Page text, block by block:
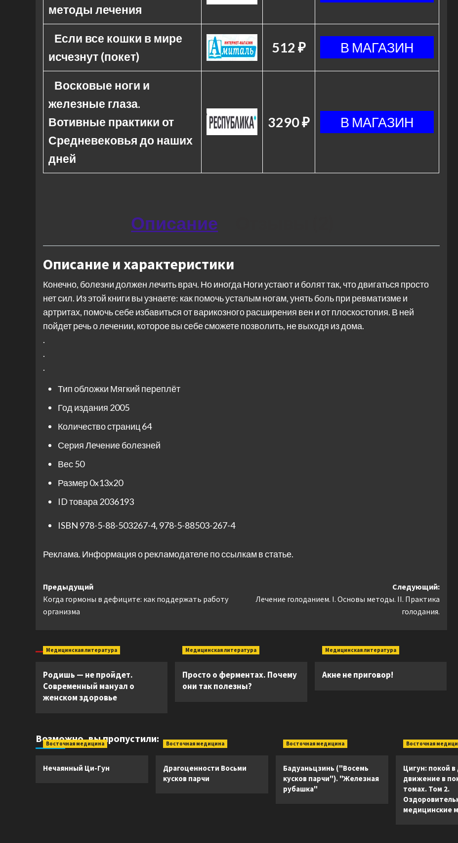
методы лечения
Если все кошки в мире
исчезнут (покет)
512 ₽
Восковые ноги и
железные глаза.
Вотивные практики от
Средневековья до наших
дней
3290 ₽
Описание
Описание и характеристики
Конечно, болезни должен лечить врач. Но иногда Ноги устают и болят так, что двигаться просто
нет сил. Из этой книги вы узнаете: как помочь усталым ногам, унять боль при ревматизме и
артритах, помочь себе избавиться от варикозного расширения вен и от плоскостопия. В ней
пойдет речь о лечении, которое вы себе сможете позволить, не выходя из дома.
.
.
.
Тип обложки Мягкий переплёт
Год издания 2005
Количество страниц64
СерияЛечение болезней
Вес50
Размер0x13x20
ID товара 2036193
ISBN 978-5-88-503267-4, 978-5-88503-267-4
Реклама. Информация о рекламодателе по ссылкам в статье.
Навигация
записи
Предыдущий
Когда гормоны в дефиците: как поддержать работу
организма
Следующий:
Лечение голоданием. I. Основы методы. II. Практика
голодания.
Медицинская литература
Родишь — не пройдет.
Современный мануал о
женском здоровье
Медицинская литература
Просто о ферментах. Почему
они так полезны?
Медицинская литература
Акне не приговор!
Возможно, вы пропустили:
Восточная медицина
Нечаянный Ци-Гун
Восточная медицина
Драгоценности Восьми
кусков парчи
Восточная медицина
Бадуаньцзинь ("Восемь
кусков парчи"). "Железная
рубашка"
Восточная
Цигун: покой
движение в
томах. Том 2.
медицинские